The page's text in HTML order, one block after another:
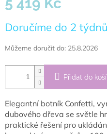
cena:
Doručíme do 2 týdnů
Můžeme doručit do: 25.8.2026
Přidat do
Elegantní botník Confetti,
dubového dřeva se světle
praktické řešení pro